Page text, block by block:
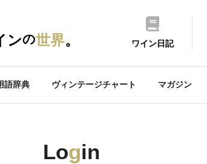
ンの世界。 ワイン日記
語辞典 ヴィンテージチャート マガジン
Login